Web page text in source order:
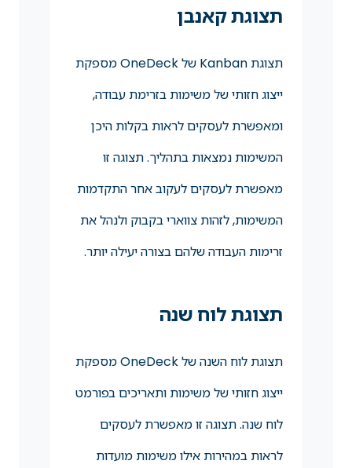
תצוגת קאנבן
תצוגת Kanban של OneDeck מספקת
ייצוג חזותי של משימות בזרימת עבודה,
ומאפשרת לעסקים לראות בקלות היכן
המשימות נמצאות בתהליך. תצוגה זו
מאפשרת לעסקים לעקוב אחר התקדמות
המשימות, לזהות צווארי בקבוק ולנהל את
זרימות העבודה שלהם בצורה יעילה יותר.
תצוגת לוח שנה
תצוגת לוח השנה של OneDeck מספקת
ייצוג חזותי של משימות ותאריכים בפורמט
לוח שנה. תצוגה זו מאפשרת לעסקים
לראות במהירות אילו משימות מועדות